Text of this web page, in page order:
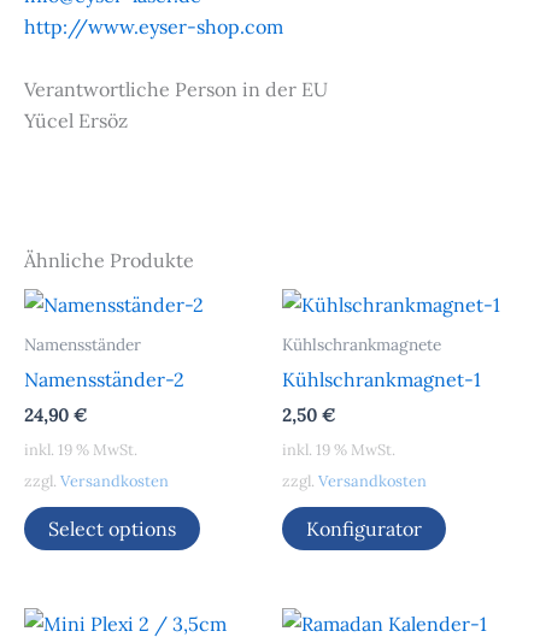
http://www.eyser-shop.com
Verantwortliche Person in der EU
Yücel Ersöz
Ähnliche Produkte
Namensständer
Namensständer-2
24,90 €
inkl. 19 % MwSt.
zzgl. Versandkosten
Select options
Kühlschrankmagnete
Kühlschrankmagnet-1
2,50 €
inkl. 19 % MwSt.
zzgl. Versandkosten
Konfigurator